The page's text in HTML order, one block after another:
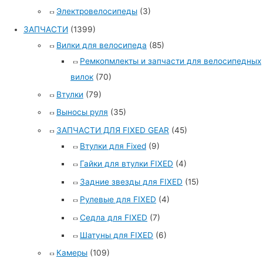
Электровелосипеды (3)
ЗАПЧАСТИ (1399)
Вилки для велосипеда (85)
Ремкопмлекты и запчасти для велосипедных
вилок (70)
Втулки (79)
Выносы руля (35)
ЗАПЧАСТИ ДЛЯ FIXED GEAR (45)
Втулки для Fixed (9)
Гайки для втулки FIXED (4)
Задние звезды для FIXED (15)
Рулевые для FIXED (4)
Седла для FIXED (7)
Шатуны для FIXED (6)
Камеры (109)